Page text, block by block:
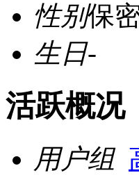
性别保
生日-
活跃概况
用户组